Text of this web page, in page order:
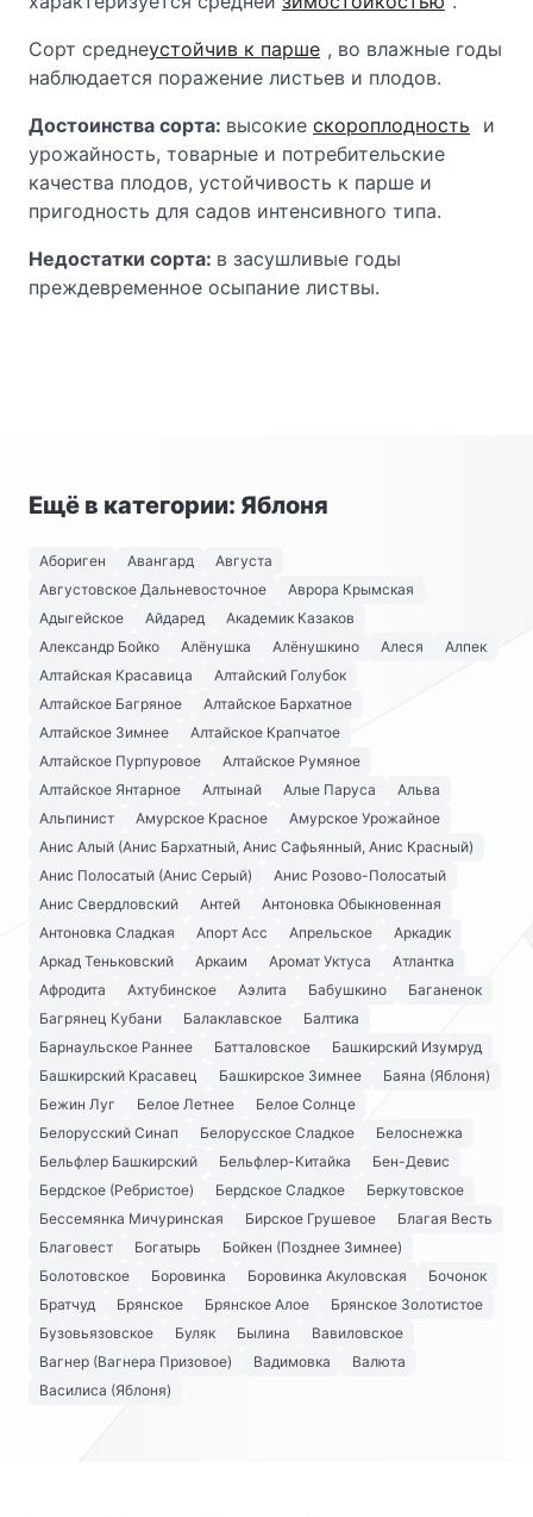
Сорт среднеустойчив к парше , во влажные годы
наблюдается поражение листьев и плодов.
Достоинства сорта: высокие скороплодность
и
урожайность, товарные и потребительские
качества плодов, устойчивость к парше и
пригодность для садов интенсивного типа.
Недостатки сорта: в засушливые годы
преждевременное осыпание листвы.
Ещё в категории: Яблоня
Абориген Авангард
Августа
Августовское Дальневосточное
Аврора Крымская
Адыгейское
Айдаред
Академик Казаков
Александр Бойко
Алёнушка Алёнушкино Алеся
Алпек
Алтайская Красавица
Алтайский Голубок
Алтайское Багряное
Алтайское Бархатное
Алтайское Зимнее
Алтайское Крапчатое
Алтайское Пурпуровое
Алтайское Румяное
Алтайское Янтарное
Алтынай Алые Паруса
Альва
Альпинист
Амурское Красное
Амурское Урожайное
Анис Алый (Анис Бархатный, Анис Сафьянный, Анис Красный)
Анис Полосатый (Анис Серый)
Анис Розово-Полосатый
Анис Свердловский
Антей
Антоновка Обыкновенная
Антоновка Сладкая
Апорт Асс Апрельское
Аркадик
Аркад Теньковский
Аркаим Аромат Уктуса
Атлантка
Афродита
Ахтубинское Аэлита Бабушкино
Баганенок
Багрянец Кубани
Балаклавское
Балтика
Барнаульское Раннее
Батталовское
Башкирский Изумруд
Башкирский Красавец
Башкирское Зимнее
Баяна (Яблоня)
Бежин Луг
Белое Летнее
Белое Солнце
Белорусский Синап
Белорусское Сладкое
Белоснежка
Бельфлер Башкирский
Бельфлер-Китайка
Бен-Девис
Бердское (Ребристое)
Бердское Сладкое
Беркутовское
Бессемянка Мичуринская
Бирское Грушевое
Благая Весть
Благовест
Богатырь
Бойкен (Позднее Зимнее)
Болотовское
Боровинка Боровинка Акуловская
Бочонок
Братчуд
Брянское Брянское Алое
Брянское Золотистое
Бузовьязовское
Буляк Былина
Вавиловское
Вагнер (Вагнера Призовое)
Вадимовка
Валюта
Василиса (Яблоня)